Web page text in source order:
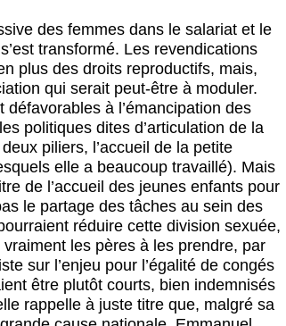
des femmes dans le salariat et le
transformé. Les revendications
plus des droits reproductifs, mais,
qui serait peut-être à moduler.
à l’émancipation des
politiques dites d’articulation de la
piliers, l’accueil de la petite
elle a beaucoup travaillé). Mais
de l’accueil des jeunes enfants pour
le partage des tâches au sein des
réduire cette division sexuée,
les pères à les prendre, par
sur l’enjeu pour l’égalité de congés
être plutôt courts, bien indemnisés
rappelle à juste titre que, malgré sa